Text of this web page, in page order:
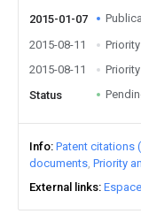
2015-01-07
2015-08-11
2015-08-11
Status
Info Patent citations
documents Priority
External links